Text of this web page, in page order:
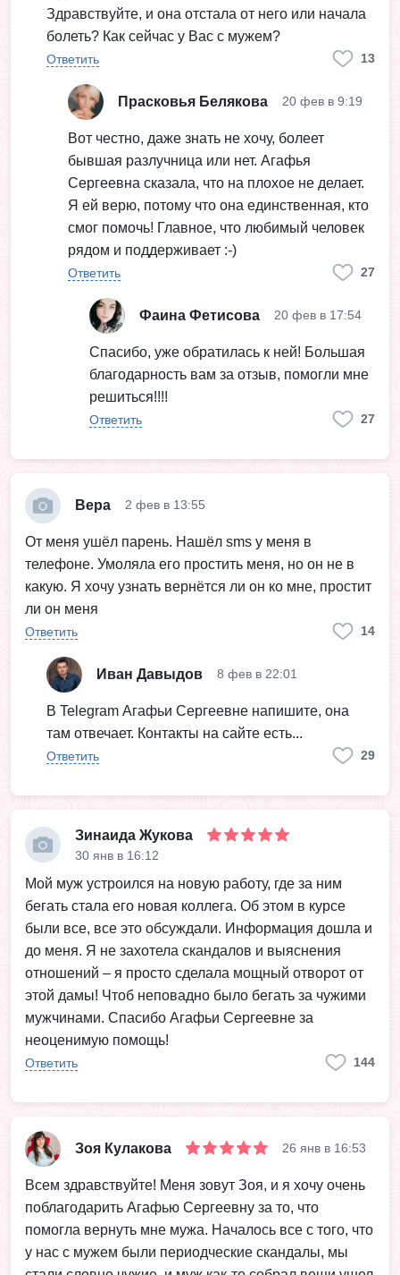
Здравствуйте, и она отстала от него или начала
болеть? Как сейчас у Вас с мужем?
Ответить 13
Прасковья Белякова 20 фев в 9:19
Вот честно, даже знать не хочу, болеет
бывшая разлучница или нет. Агафья
Сергеевна сказала, что на плохое не делает.
Я ей верю, потому что она единственная, кто
смог помочь! Главное, что любимый человек
рядом и поддерживает :-)
Ответить 27
Фаина Фетисова 20 фев в 17:54
Спасибо, уже обратилась к ней! Большая
благодарность вам за отзыв, помогли мне
решиться!!!!
Ответить 27
Вера 2 фев в 13:55
От меня ушёл парень. Нашëл sms у меня в
телефоне. Умоляла его простить меня, но он не в
какую. Я хочу узнать вернëтся ли он ко мне, простит
ли он меня
Ответить 14
Иван Давыдов 8 фев в 22:01
В Telegram Агафьи Сергеевне напишите, она
там отвечает. Контакты на сайте есть...
Ответить 29
Зинаида Жукова
30 янв в 16:12
Мой муж устроился на новую работу, где за ним
бегать стала его новая коллега. Об этом в курсе
были все, все это обсуждали. Информация дошла и
до меня. Я не захотела скандалов и выяснения
отношений – я просто сделала мощный отворот от
этой дамы! Чтоб неповадно было бегать за чужими
мужчинами. Спасибо Агафьи Сергеевне за
неоценимую помощь!
Ответить 144
Зоя Кулакова 26 янв в 16:53
Всем здравствуйте! Меня зовут Зоя, и я хочу очень
поблагодарить Агафью Сергеевну за то, что
помогла вернуть мне мужа. Началось все с того, что
у нас с мужем были периодческие скандалы, мы